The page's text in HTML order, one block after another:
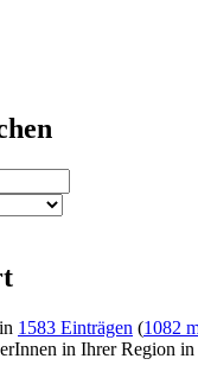
1583 Einträgen (1082
in Ihrer Region